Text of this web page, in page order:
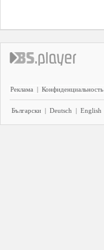
Реклама | Конфиденциальность
Български | Deutsch | English